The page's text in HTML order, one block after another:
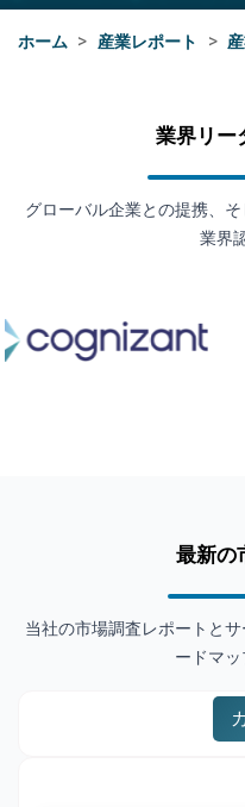
ホーム > 産業レポート >
業界リー
グローバル企業との提携、
業界
最新の
当社の市場調査レポートと
ードマ